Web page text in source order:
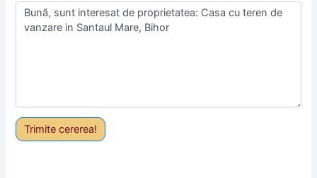
Trimite cererea!